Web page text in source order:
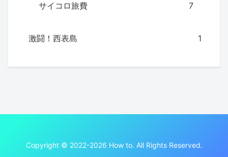
サイコロ旅費 7
激闘！西表島 1
Copyright © 2022-2026 How to. All Rights Reserved.